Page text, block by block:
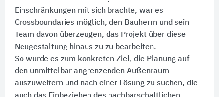
Einschränkungen mit sich brachte, war es
Crossboundaries möglich, den Bauherrn und sein
Team davon überzeugen, das Projekt über diese
Neugestaltung hinaus zu zu bearbeiten.
So wurde es zum konkreten Ziel, die Planung auf
den unmittelbar angrenzenden Außenraum
auszuweitern und nach einer Lösung zu suchen, die